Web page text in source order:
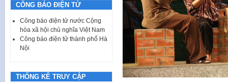
CÔNG BÁO ĐIỆN TỬ
Công báo điện tử nước Cộng
hòa xã hội chủ nghĩa Việt Nam
Công báo điện tử thành phố Hà
Nội
THỐNG KÊ TRUY CẬP